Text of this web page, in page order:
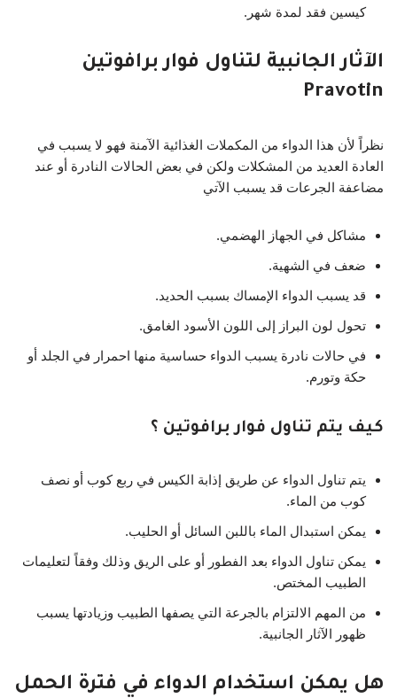
كيسين فقد لمدة شهر.
الآثار الجانبية لتناول فوار برافوتين
Pravotin
نظراً لأن هذا الدواء من المكملات الغذائية الآمنة فهو لا يسبب في
العادة العديد من المشكلات ولكن في بعض الحالات النادرة أو عند
مضاعفة الجرعات قد يسبب الآتي
مشاكل في الجهاز الهضمي.
ضعف في الشهية.
قد يسبب الدواء الإمساك بسبب الحديد.
تحول لون البراز إلى اللون الأسود الغامق.
في حالات نادرة يسبب الدواء حساسية منها احمرار في الجلد أو
حكة وتورم.
كيف يتم تناول فوار برافوتين ؟
يتم تناول الدواء عن طريق إذابة الكيس في ربع كوب أو نصف
كوب من الماء.
يمكن استبدال الماء باللبن السائل أو الحليب.
يمكن تناول الدواء بعد الفطور أو على الريق وذلك وفقاً لتعليمات
الطبيب المختص.
من المهم الالتزام بالجرعة التي يصفها الطبيب وزيادتها يسبب
ظهور الآثار الجانبية.
هل يمكن استخدام الدواء في فترة الحمل